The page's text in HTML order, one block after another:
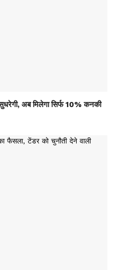
अब मिलेगा सिर्फ 10% कनकी